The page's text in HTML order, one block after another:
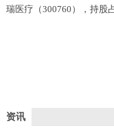
瑞医疗（300760），持股
资讯